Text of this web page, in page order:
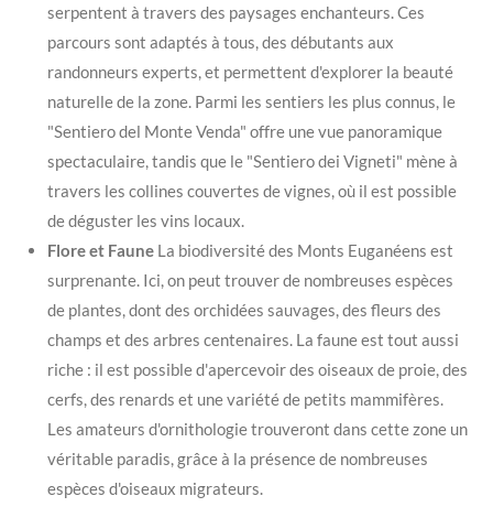
serpentent à travers des paysages enchanteurs. Ces
parcours sont adaptés à tous, des débutants aux
randonneurs experts, et permettent d'explorer la beauté
naturelle de la zone. Parmi les sentiers les plus connus, le
"Sentiero del Monte Venda" offre une vue panoramique
spectaculaire, tandis que le "Sentiero dei Vigneti" mène à
travers les collines couvertes de vignes, où il est possible
de déguster les vins locaux.
Flore et FauneLa biodiversité des Monts Euganéens est
surprenante. Ici, on peut trouver de nombreuses espèces
de plantes, dont des orchidées sauvages, des fleurs des
champs et des arbres centenaires. La faune est tout aussi
riche : il est possible d'apercevoir des oiseaux de proie, des
cerfs, des renards et une variété de petits mammifères.
Les amateurs d'ornithologie trouveront dans cette zone un
véritable paradis, grâce à la présence de nombreuses
espèces d'oiseaux migrateurs.